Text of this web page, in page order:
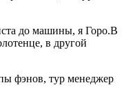
до машины, я Горо.В
в другой
фэнов, тур менеджер